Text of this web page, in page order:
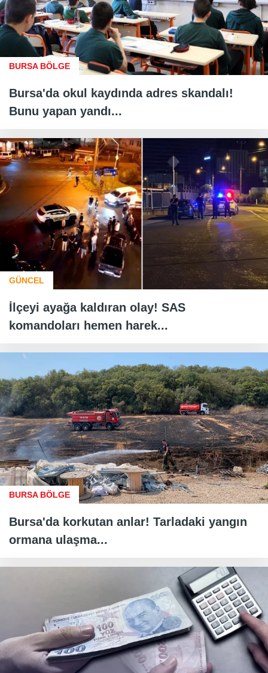
BURSA BÖLGE
Bursa'da okul kaydında adres skandalı!
Bunu yapan yandı...
GÜNCEL
İlçeyi ayağa kaldıran olay! SAS
komandoları hemen harek...
BURSA BÖLGE
Bursa'da korkutan anlar! Tarladaki yangın
ormana ulaşma...